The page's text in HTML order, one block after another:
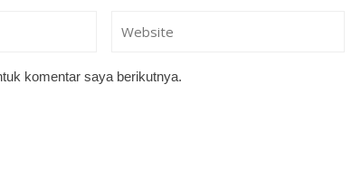
komentar saya berikutnya.